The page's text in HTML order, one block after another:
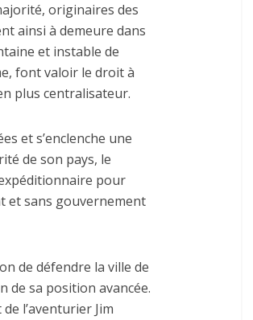
originaires des
ainsi à demeure dans
et instable de
font valoir le droit à
plus centralisateur.
et s’enclenche une
de son pays, le
pour
et sans gouvernement
de défendre la ville de
de sa position avancée.
l’aventurier Jim